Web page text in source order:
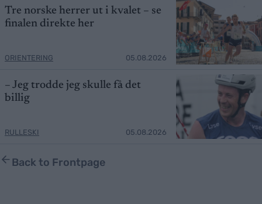
Tre norske herrer ut i kvalet – se
finalen direkte her
ORIENTERING 05.08.2026
– Jeg trodde jeg skulle få det
billig
RULLESKI 05.08.2026
Back to Frontpage